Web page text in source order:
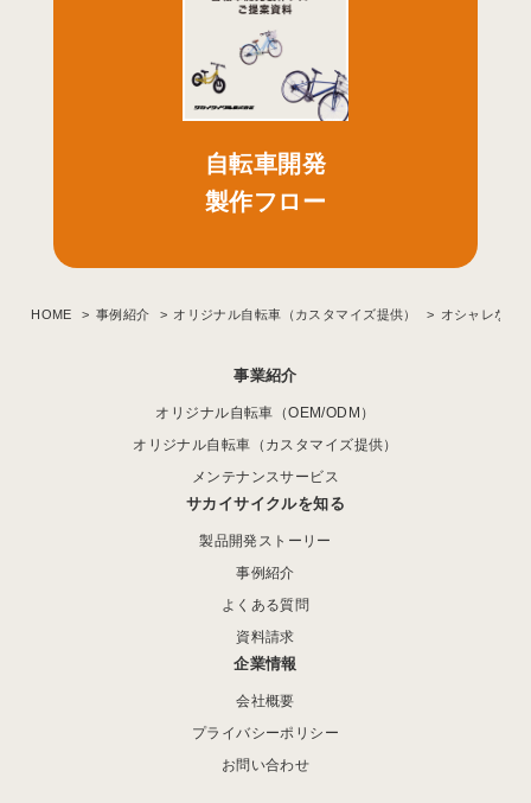
自転車開発
製作フロー
HOME 事例紹介 オリジナル自転車（カスタマイズ提供） オシャレなオ
事業紹介
オリジナル自転車（OEM/ODM）
オリジナル自転車（カスタマイズ提供）
メンテナンスサービス
サカイサイクルを知る
製品開発ストーリー
事例紹介
よくある質問
資料請求
企業情報
会社概要
プライバシーポリシー
お問い合わせ